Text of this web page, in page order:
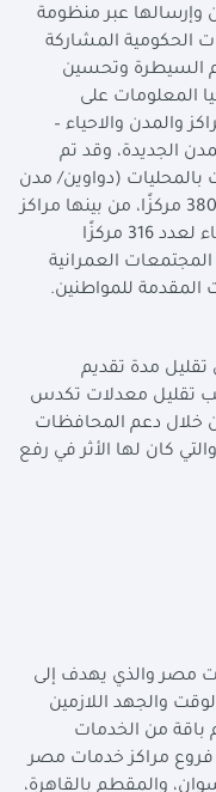
وإرسالها عبر منظومة
الحكومية المشاركة
السيطرة وتحسين
المعلومات على
والمدن والاحياء –
الجديدة، وقد تم
بالمحليات (دواوين/ مدن
ومراكز واحياء/ أجهزة مدن جديدة) لعدد 380 مركزًا، من بينها مراكز
تقديم الخدمات بالمحليات بالمدن والأحياء لعدد 316 مركزًا
30 قرية وبهيئة المجتمعات العمرانية
.
مدة تقديم
بنسبة 60%، إلى جانب تقليل معدلات تكدس
من خلال دعم المحافظات
متنقلة بعدد 37 سيارة والتي كان لها الأثر في رفع
مصر والذي يهدف إلى
والجهد اللازمين
باقة من الخدمات
فروع مراكز خدمات مصر
والمقطم بالقاهرة،